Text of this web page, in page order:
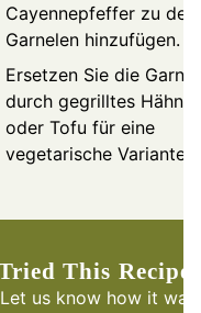
Cayennepfeffer zu den
Garnelen hinzufügen.
Ersetzen Sie die
durch gegrilltes
oder Tofu für eine
vegetarische Variante.
Tried This
Let us know how it was!